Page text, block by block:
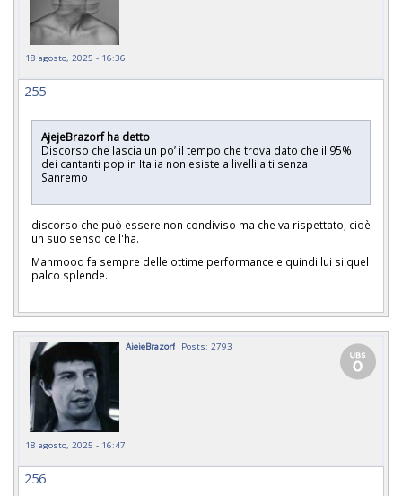
18 agosto, 2025 - 16:36
255
AjejeBrazorf ha detto
Discorso che lascia un po’ il tempo che trova dato che il 95%
dei cantanti pop in Italia non esiste a livelli alti senza
Sanremo
discorso che può essere non condiviso ma che va rispettato, cioè
un suo senso ce l'ha.
Mahmood fa sempre delle ottime performance e quindi lui si quel
palco splende.
AjejeBrazorf Posts: 2793
18 agosto, 2025 - 16:47
256